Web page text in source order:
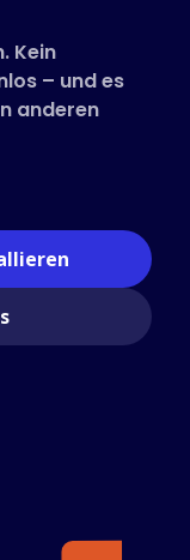
Kein
– und es
anderen